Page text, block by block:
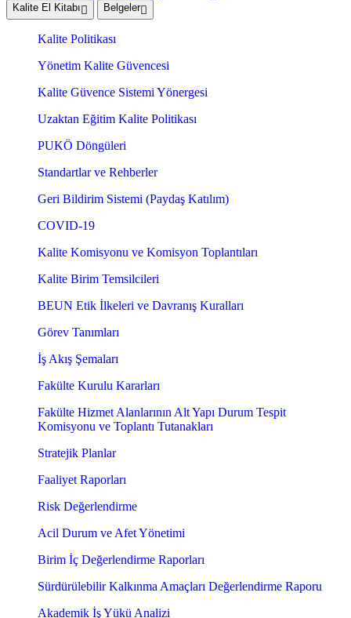
Kalite El Kitabı Belgeler
Kalite Politikası
Yönetim Kalite Güvencesi
Kalite Güvence Sistemi Yönergesi
Uzaktan Eğitim Kalite Politikası
PUKÖ Döngüleri
Standartlar ve Rehberler
Geri Bildirim Sistemi (Paydaş Katılım)
COVID-19
Kalite Komisyonu ve Komisyon Toplantıları
Kalite Birim Temsilcileri
BEUN Etik İlkeleri ve Davranış Kuralları
Görev Tanımları
İş Akış Şemaları
Fakülte Kurulu Kararları
Fakülte Hizmet Alanlarının Alt Yapı Durum Tespit
Komisyonu ve Toplantı Tutanakları
Stratejik Planlar
Faaliyet Raporları
Risk Değerlendirme
Acil Durum ve Afet Yönetimi
Birim İç Değerlendirme Raporları
Sürdürülebilir Kalkınma Amaçları Değerlendirme Raporu
Akademik İş Yükü Analizi